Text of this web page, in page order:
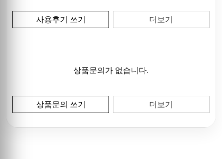
사용후기 쓰기 더보기
상품문의가 없습니다.
상품문의 쓰기 더보기